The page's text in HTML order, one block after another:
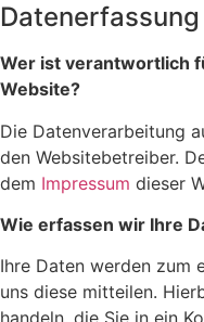
Wer ist verantwortlich
Website?
Die Datenverarbeitung
den Websitebetreiber.
dem Impressum dieser
Wie erfassen wir Ihre
Ihre Daten werden zum
uns diese mitteilen.